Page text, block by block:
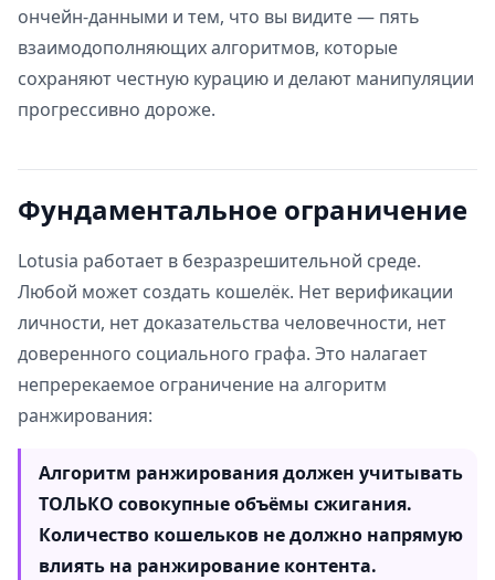
ончейн-данными и тем, что вы видите — пять
взаимодополняющих алгоритмов, которые
сохраняют честную курацию и делают манипуляции
прогрессивно дороже.
Фундаментальное ограничение
Lotusia работает в безразрешительной среде.
Любой может создать кошелёк. Нет верификации
личности, нет доказательства человечности, нет
доверенного социального графа. Это налагает
непререкаемое ограничение на алгоритм
ранжирования:
Алгоритм ранжирования должен учитывать
ТОЛЬКО совокупные объёмы сжигания.
Количество кошельков не должно напрямую
влиять на ранжирование контента.